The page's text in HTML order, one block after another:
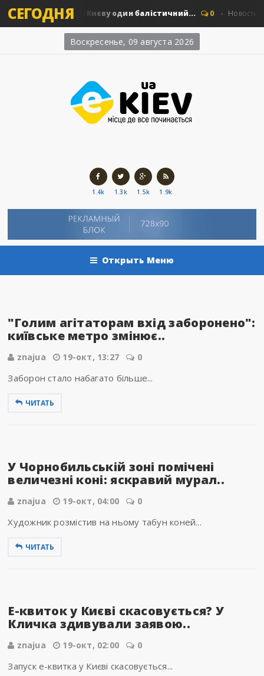
СЕГОДНЯ
скільки коштує Києву один балістичний... 0 Новости
Воскресенье, 09 августа 2026
1.4k 1.3k 1.5k 1.9k
Открыть Меню
"Голим агітаторам вхід заборонено":
київське метро змінює..
znajua 19-окт, 13:27 0
Заборон стало набагато більше...
ЧИТАТЬ
У Чорнобильській зоні помічені
величезні коні: яскравий мурал..
znajua 19-окт, 04:00 0
Художник розмістив на ньому табун коней...
ЧИТАТЬ
Е-квиток у Києві скасовується? У
Кличка здивували заявою..
znajua 19-окт, 02:00 0
Запуск е-квитка у Києві скасовується...